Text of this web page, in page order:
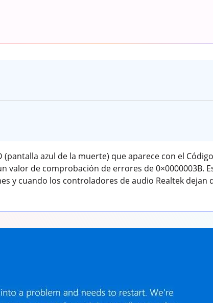
(pantalla azul de la muerte) que aparece con el
y un valor de comprobación de errores de
y cuando los controladores de audio Realtek dejan